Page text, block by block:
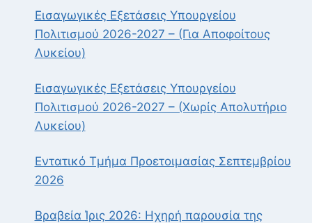
Εισαγωγικές Εξετάσεις Υπουργείου
Πολιτισμού 2026-2027 – (Για Αποφοίτους
Λυκείου)
Εισαγωγικές Εξετάσεις Υπουργείου
Πολιτισμού 2026-2027 – (Χωρίς Απολυτήριο
Λυκείου)
Εντατικό Τμήμα Προετοιμασίας Σεπτεμβρίου
2026
Βραβεία Ίρις 2026: Ηχηρή παρουσία της